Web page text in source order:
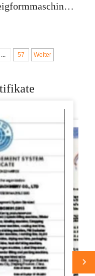
Küchen und
Supermärkte
... 57 Weiter